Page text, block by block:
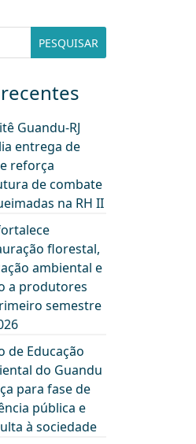
Guandu-RJ
entrega de
reforça
de combate
na RH II
florestal,
ambiental e
a produtores
semestre
de Educação
do Guandu
para fase de
pública e
à sociedade